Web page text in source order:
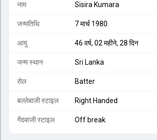
नाम Sisira Kumara
जन्मतिथि 7 मार्च 1980
आयु 46 वर्ष, 02 महीने, 28 दिन
जन्म स्थान Sri Lanka
रोल Batter
बल्लेबाजी स्टाइल Right Handed
गेंदबाजी स्टाइल Off break